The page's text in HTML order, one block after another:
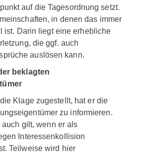
auf die Tagesordnung setzt.
in denen das immer
ist. Darin liegt eine erhebliche
die ggf. auch
auslösen kann.
beklagten
Klage zugestellt, hat er die
zu informieren.
gilt, wenn er als
Interessenkollision
Teilweise wird hier